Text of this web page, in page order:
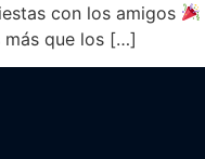
con los amigos
que los […]